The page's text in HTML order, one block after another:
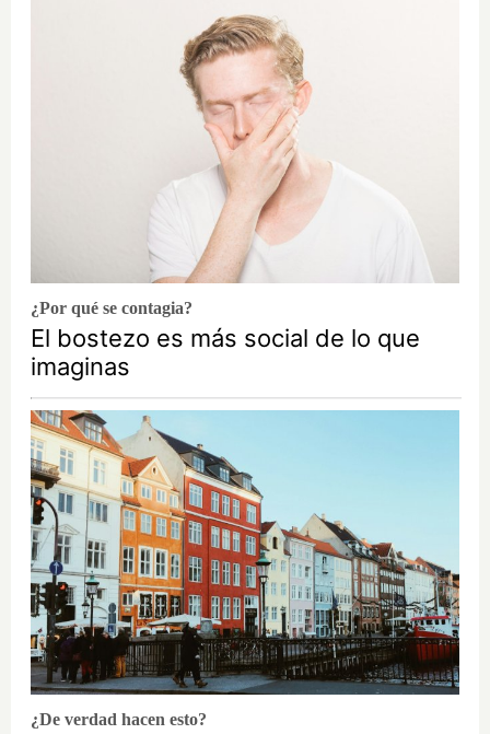
¿Por qué se contagia?
El bostezo es más social de lo que
imaginas
¿De verdad hacen esto?